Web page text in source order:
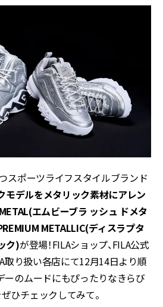
スポーツライフスタイルブランド
モデルをメタリック素材にアレン
エムビーブラ ッシュ ドメタ
METALLIC(ディスラプタ
ク)が登場！FILAショップ、FILA公式
取り扱い各店にて12月14日より順
ーのムードにもぴったりなきらび
ひチェックしてみて。